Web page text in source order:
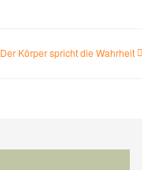
Der Körper spricht die Wahrheit